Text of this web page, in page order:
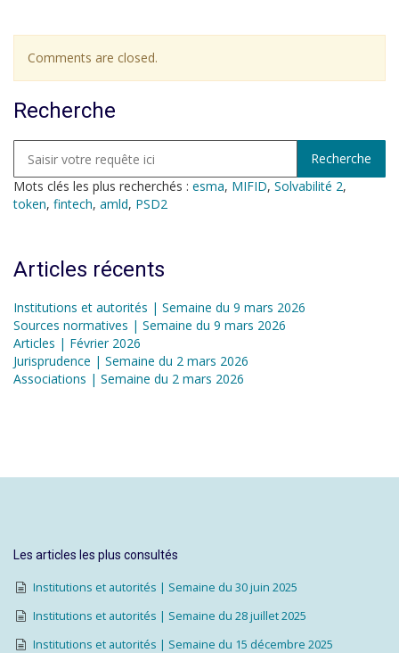
Comments are closed.
Recherche
Mots clés les plus recherchés : esma, MIFID, Solvabilité 2,
token, fintech, amld, PSD2
Articles récents
Institutions et autorités | Semaine du 9 mars 2026
Sources normatives | Semaine du 9 mars 2026
Articles | Février 2026
Jurisprudence | Semaine du 2 mars 2026
Associations | Semaine du 2 mars 2026
Les articles les plus consultés
Institutions et autorités | Semaine du 30 juin 2025
Institutions et autorités | Semaine du 28 juillet 2025
Institutions et autorités | Semaine du 15 décembre 2025